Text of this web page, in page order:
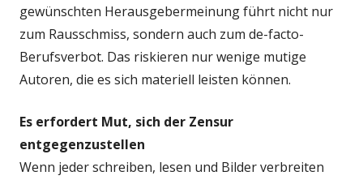
gewünschten Herausgebermeinung führt nicht nur
zum Rausschmiss, sondern auch zum de-facto-
Berufsverbot. Das riskieren nur wenige mutige
Autoren, die es sich materiell leisten können.
Es erfordert Mut, sich der Zensur
entgegenzustellen
Wenn jeder schreiben, lesen und Bilder verbreiten